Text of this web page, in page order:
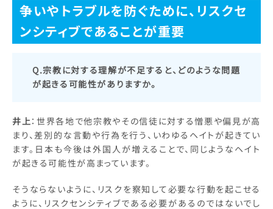
争いやトラブルを防ぐために、リスクセ
ンシティブであることが重要
Q.宗教に対する理解が不足すると、どのような問題
が起きる可能性がありますか。
井上：世界各地で他宗教やその信徒に対する憎悪や偏見が高
まり、差別的な言動や行為を行う、いわゆるヘイトが起きてい
ます。日本も今後は外国人が増えることで、同じようなヘイト
が起きる可能性が高まっています。
そうならないように、リスクを察知して必要な行動を起こせる
ように、リスクセンシティブである必要があるのではないでし